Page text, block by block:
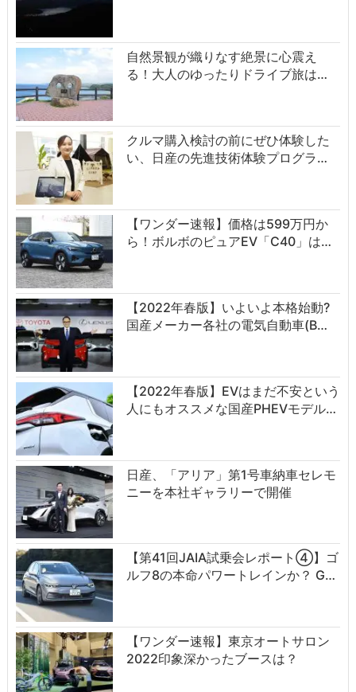
自然景観が織りなす絶景に心震え
る！大人のゆったりドライブ旅は…
クルマ購入検討の前にぜひ体験した
い、日産の先進技術体験プログラ…
【ワンダー速報】価格は599万円か
ら！ボルボのピュアEV「C40」は…
【2022年春版】いよいよ本格始動?
国産メーカー各社の電気自動車(B…
【2022年春版】EVはまだ不安という
人にもオススメな国産PHEVモデル…
日産、「アリア」第1号車納車セレモ
ニーを本社ギャラリーで開催
【第41回JAIA試乗会レポート④】ゴ
ルフ8の本命パワートレインか？ G…
【ワンダー速報】東京オートサロン
2022印象深かったブースは？